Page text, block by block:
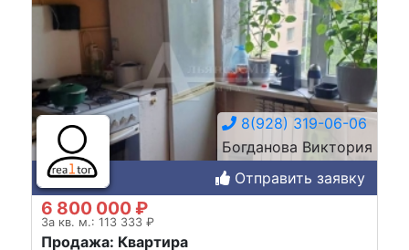
8(928) 319-06-06
Богданова Виктория
Отправить заявку
6 800 000 ₽
За кв. м.: 113 333 ₽
Продажа: Квартира